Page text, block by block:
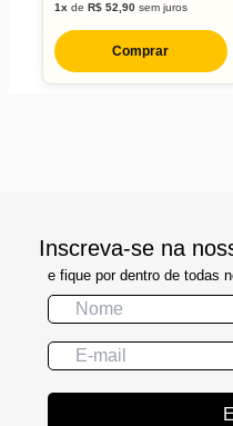
1x de R$ 52,90sem juros
Comprar
Inscreva-se na
e fique por dentro de todas